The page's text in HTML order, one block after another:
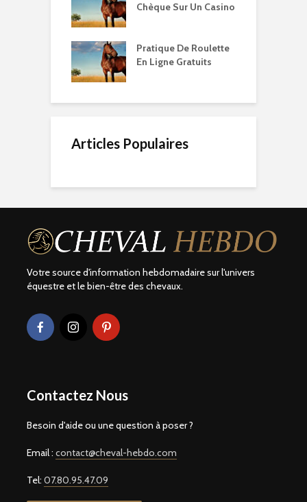
Chèque Sur Un Casino
Pratique De Roulette
En Ligne Gratuits
Articles Populaires
Votre source d'information hebdomadaire sur l'univers
équestre et le bien-être des chevaux.
Contactez Nous
Besoin d'aide ou une question à poser ?
Email : contact@cheval-hebdo.com
Tel: 07.80.95.47.09